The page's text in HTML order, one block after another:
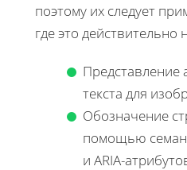
поэтому их следует
где это действительно
Представление
текста для
Обозначение
помощью
и ARIA-